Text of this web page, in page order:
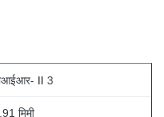
II 3
मिमी